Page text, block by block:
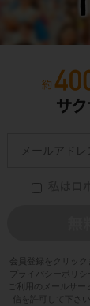
会員登録をクリッ
プライバシーポリシ
ご利用のメールサ
信を許可して下さ